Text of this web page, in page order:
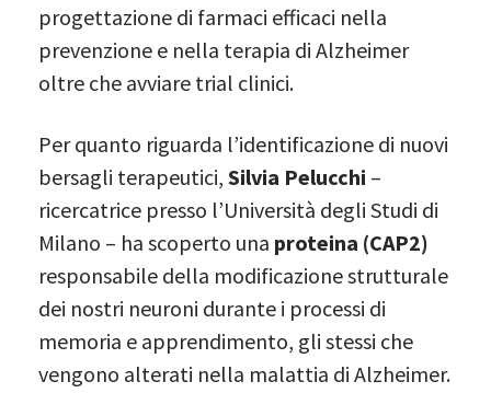
progettazione di farmaci efficaci nella
prevenzione e nella terapia di Alzheimer
oltre che avviare trial clinici.
Per quanto riguarda l’identificazione di nuovi
bersagli terapeutici, Silvia Pelucchi –
ricercatrice presso l’Università degli Studi di
Milano – ha scoperto una proteina (CAP2)
responsabile della modificazione strutturale
dei nostri neuroni durante i processi di
memoria e apprendimento, gli stessi che
vengono alterati nella malattia di Alzheimer.